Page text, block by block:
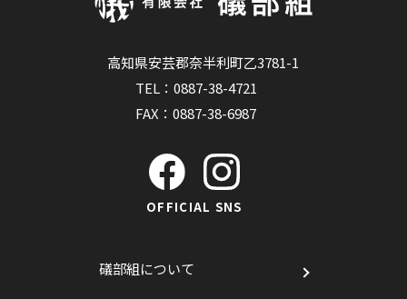
高知県安芸郡奈半利町乙3781-1
TEL：0887-38-4721
FAX：0887-38-6987
OFFICIAL SNS
礒部組について